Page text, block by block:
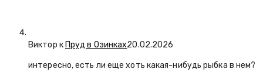
Виктор к Пруд в Озинках20.02.2026
интересно, есть ли еще хоть какая-нибудь рыбка в нем?